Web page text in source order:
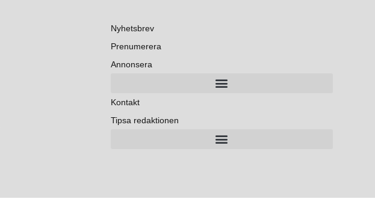
Nyhetsbrev
Prenumerera
Annonsera
Kontakt
Tipsa redaktionen